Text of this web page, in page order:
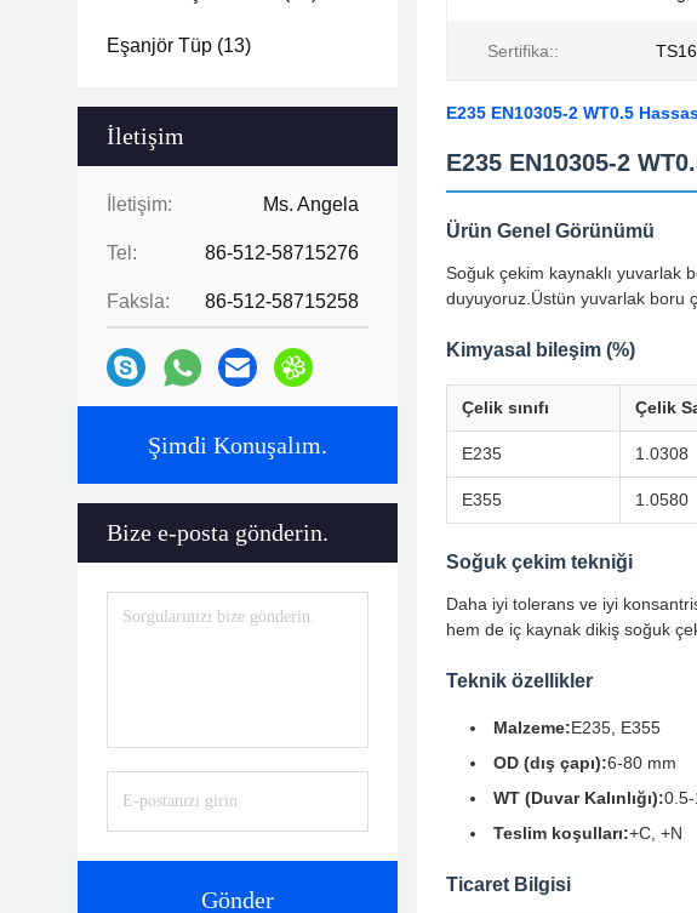
Eşanjör Tüp (13)
İletişim
İletişim: Ms. Angela
Tel: 86-512-58715276
Faksla: 86-512-58715258
Şimdi Konuşalım.
Bize e-posta gönderin.
Gönder
Sertifika::
E235 EN10305-2 WT0.5
E235 EN10305-2
Ürün Genel Görünümü
Soğuk çekim kaynaklı yuvarlak
duyuyoruz.Üstün yuvarlak boru
Kimyasal bileşim (%)
Çelik sınıfı Çelik
E235 1.0308
E355 1.0580
Soğuk çekim tekniği
Daha iyi tolerans ve iyi
hem de iç kaynak dikiş soğuk
Teknik özellikler
Malzeme:E235, E355
OD (dış çapı):6-80 mm
WT (Duvar Kalınlığı):
Teslim koşulları:+C, +N
Ticaret Bilgisi